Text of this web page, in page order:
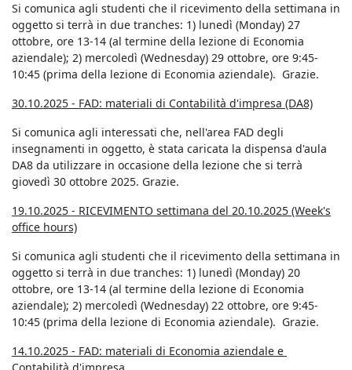
Si comunica agli studenti che il ricevimento della settimana in
oggetto si terrà in due tranches: 1) lunedì (Monday) 27
ottobre, ore 13-14 (al termine della lezione di Economia
aziendale); 2) mercoledì (Wednesday) 29 ottobre, ore 9:45-
10:45 (prima della lezione di Economia aziendale). Grazie.
30.10.2025 - FAD: materiali di Contabilità d'impresa (DA8)
Si comunica agli interessati che, nell'area FAD degli
insegnamenti in oggetto, è stata caricata la dispensa d'aula
DA8 da utilizzare in occasione della lezione che si terrà
giovedì 30 ottobre 2025. Grazie.
19.10.2025 - RICEVIMENTO settimana del 20.10.2025 (Week's
office hours)
Si comunica agli studenti che il ricevimento della settimana in
oggetto si terrà in due tranches: 1) lunedì (Monday) 20
ottobre, ore 13-14 (al termine della lezione di Economia
aziendale); 2) mercoledì (Wednesday) 22 ottobre, ore 9:45-
10:45 (prima della lezione di Economia aziendale). Grazie.
14.10.2025 - FAD: materiali di Economia aziendale e